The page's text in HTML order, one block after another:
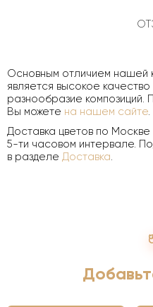
Основным отличием нашей
является высокое
разнообразие композиций.
Вы можете на нашем сайте
Доставка цветов по
5-ти часовом интервале.
в разделе Доставка.